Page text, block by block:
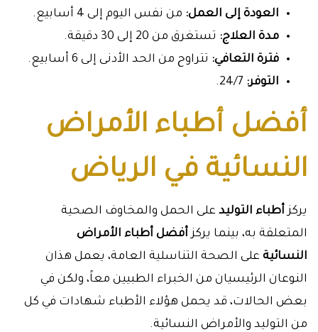
العودة إلى العمل: من نفس اليوم إلى 4 أسابيع.
مدة العلاج: تستغرق من 20 إلى 30 دقيقة.
فترة التعافي: تتراوح من الحد الأدنى إلى 6 أسابيع.
التوفر:
أفضل أطباء الأمراض
النسائية في الرياض
يركزأطباء التوليد على الحمل والمخاوف الصحية
المتعلقة به، بينما يركز أفضل أطباء الأمراض
النسائية على الصحة التناسلية العامة، يعمل هذان
النوعان الرئيسيان من الخبراء الطبيين معاً، ولكن في
بعض الحالات، قد يحمل هؤلاء الأطباء شهادات في كل
من التوليد والأمراض النسائية.